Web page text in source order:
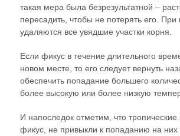
такая мера была безрезультатной –
пересадить, чтобы не потерять его. При
удаляются все увядшие участки корня.
Если фикус в течение длительного
новом месте, то его следует вернуть
обеспечить попадание большего
более высокую или более низкую
И напоследок отметим, что тропические
фикус, не привыкли к попаданию на